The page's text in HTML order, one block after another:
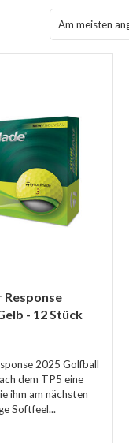
Response
- 12 Stück
2025 Golfball
dem TP5 eine
ihm am nächsten
Softfeel...